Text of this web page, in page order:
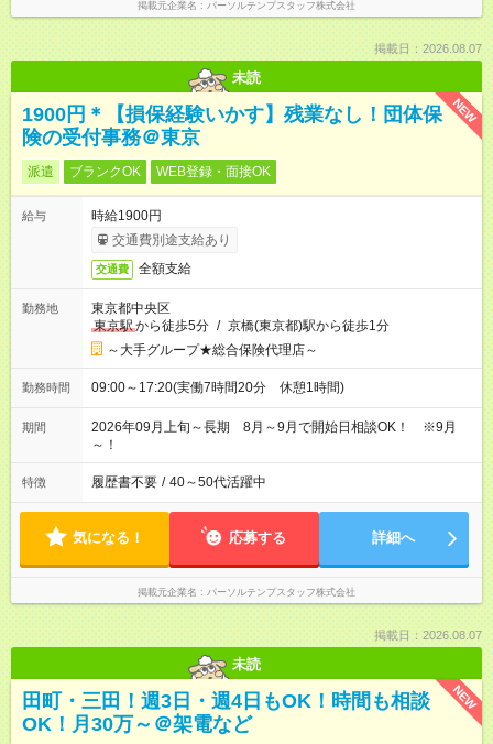
掲載元企業名 パーソルテンプスタッフ株式会社
掲載日：2026.08.07
未読
NEW
1900円＊【損保経験いかす】残業なし！団体保
険の受付事務＠東京
派遣 ブランクOK WEB登録・面接OK
給与
時給1900円
交通費別途支給あり
交通費 全額支給
勤務地
東京都中央区
東京駅から徒歩5分 / 京橋(東京都)駅から徒歩1分
～大手グループ★総合保険代理店～
勤務時間 09:00～17:20(実働7時間20分 休憩1時間)
期間
2026年09月上旬～長期 8月～9月で開始日相談OK！ ※9月
～！
特徴 履歴書不要 / 40～50代活躍中
気になる！ 応募する 詳細へ
掲載元企業名 パーソルテンプスタッフ株式会社
掲載日：2026.08.07
未読
NEW
田町・三田！週3日・週4日もOK！時間も相談
OK！月30万～＠架電など